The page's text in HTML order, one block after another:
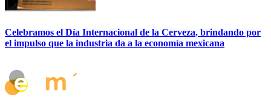
Celebramos el Día Internacional de la Cerveza, brindando por
el impulso que la industria da a la economía mexicana